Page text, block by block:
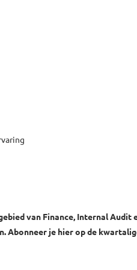
van Finance, Internal
Abonneer je hier op de